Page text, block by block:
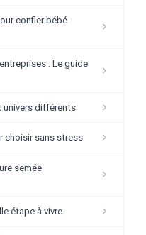
confier bébé
: Le guide
univers différents
choisir sans stress
semée
étape à vivre